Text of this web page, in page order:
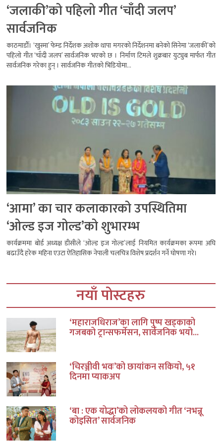
‘जलाकी’को पहिलो गीत ‘चाँदी जलप’
सार्वजनिक
काठमाडौँ। ‘खुस्मा’ फेम्ड निर्देशक अशोक थापा मगरको निर्देशनमा बनेको सिनेमा ‘जलाकी’को
पहिलो गीत ‘चाँदी जलप’ सार्वजनिक भएको छ । निर्माण टिमले शुक्रबार युट्युब मार्फत गीत
सार्वजनिक गरेका हुन् । सार्वजनिक गीतको भिडियोमा...
‘आमा’ का चार कलाकारको उपस्थितिमा
‘ओल्ड इज गोल्ड’को शुभारम्भ
कार्यक्रममा बोर्ड अध्यक्ष डीसीले ‘ओल्ड इज गोल्ड’लाई नियमित कार्यक्रमका रूपमा अघि
बढाउँदै हरेक महिना एउटा ऐतिहासिक नेपाली चलचित्र विशेष प्रदर्शन गर्ने घोषणा गरे।
नयाँ पोस्टहरु
‘महाराजधिराज’का लागि पुष्प खड्काको
गजबको ट्रान्सफर्मेसन, सार्वजनिक भयो...
‘चिरञ्जीवी भवः’को छायांकन सकियो, ५१
दिनमा प्याकअप
‘बा : एक योद्धा’को लोकलयको गीत ‘नभन्नू
कोइसित’ सार्वजनिक